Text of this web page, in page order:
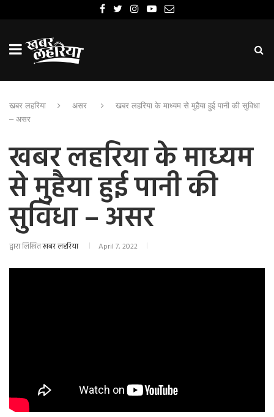
खबर लहरिया असर
खबर लहरिया के माध्यम से मुहैया हुई पानी की सुविधा
– असर
खबर लहरिया के माध्यम
से मुहैया हुई पानी की
सुविधा – असर
द्वारा लिखितखबर लहरिया April 7, 2022